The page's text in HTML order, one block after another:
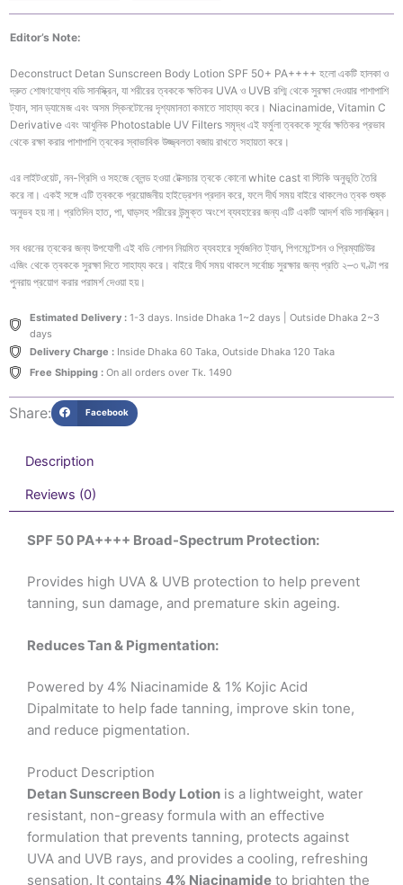
50+
90ml
quantity
Editor’s Note:
Deconstruct Detan Sunscreen Body Lotion SPF 50+ PA++++ হলো একটি হালকা ও
দ্রুত শোষণযোগ্য বডি সানস্ক্রিন, যা শরীরের ত্বককে ক্ষতিকর UVA ও UVB রশ্মি থেকে সুরক্ষা দেওয়ার পাশাপাশি
ট্যান, সান ড্যামেজ এবং অসম স্কিনটোনের দৃশ্যমানতা কমাতে সাহায্য করে। Niacinamide, Vitamin C
Derivative এবং আধুনিক Photostable UV Filters সমৃদ্ধ এই ফর্মুলা ত্বককে সূর্যের ক্ষতিকর প্রভাব
থেকে রক্ষা করার পাশাপাশি ত্বকের স্বাভাবিক উজ্জ্বলতা বজায় রাখতে সহায়তা করে।
এর লাইটওয়েট, নন-গ্রিসি ও সহজে ব্লেন্ড হওয়া টেক্সচার ত্বকে কোনো white cast বা স্টিকি অনুভূতি তৈরি
করে না। একই সঙ্গে এটি ত্বককে প্রয়োজনীয় হাইড্রেশন প্রদান করে, ফলে দীর্ঘ সময় বাইরে থাকলেও ত্বক শুষ্ক
অনুভব হয় না। প্রতিদিন হাত, পা, ঘাড়সহ শরীরের উন্মুক্ত অংশে ব্যবহারের জন্য এটি একটি আদর্শ বডি সানস্ক্রিন।
সব ধরনের ত্বকের জন্য উপযোগী এই বডি লোশন নিয়মিত ব্যবহারে সূর্যজনিত ট্যান, পিগমেন্টেশন ও প্রিম্যাচিউর
এজিং থেকে ত্বককে সুরক্ষা দিতে সাহায্য করে। বাইরে দীর্ঘ সময় থাকলে সর্বোচ্চ সুরক্ষার জন্য প্রতি ২–৩ ঘণ্টা পর
পুনরায় প্রয়োগ করার পরামর্শ দেওয়া হয়।
Estimated Delivery :1-3 days. Inside Dhaka 1~2 days | Outside Dhaka 2~3
days
Delivery Charge :Inside Dhaka 60 Taka, Outside Dhaka 120 Taka
Free Shipping :On all orders over Tk. 1490
Share: Facebook
Description
Reviews (0)
SPF 50 PA++++ Broad-Spectrum Protection:
Provides high UVA & UVB protection to help prevent
tanning, sun damage, and premature skin ageing.
Reduces Tan & Pigmentation:
Powered by 4% Niacinamide & 1% Kojic Acid
Dipalmitate to help fade tanning, improve skin tone,
and reduce pigmentation.
Product Description
Detan Sunscreen Body Lotion is a lightweight, water
resistant, non-greasy formula with an effective
formulation that prevents tanning, protects against
UVA and UVB rays, and provides a cooling, refreshing
sensation. It contains 4% Niacinamide to brighten the